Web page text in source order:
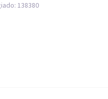
138380